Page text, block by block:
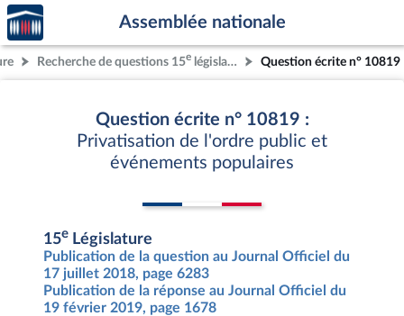
Aller au contenu
Aller en bas de la page
Accèder
à la
page
d'accueil
Assemblée nationale
Recherche de questions 15e législature Question écrite n° 10819
Question écrite n° 10819 :
Privatisation de l'ordre public et
événements populaires
15e Législature
Publication de la question au Journal Officiel du
17 juillet 2018, page 6283
Publication de la réponse au Journal Officiel du
19 février 2019, page 1678